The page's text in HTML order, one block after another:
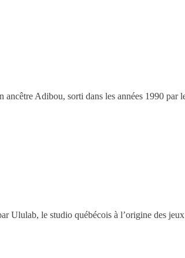
ancêtre Adibou, sorti dans les années 1990 par
Ululab, le studio québécois à l’origine des